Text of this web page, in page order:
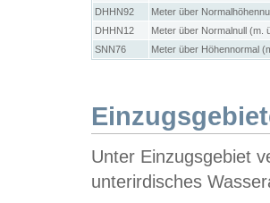
DHHN92
Meter über
DHHN12
Meter über Normalnull (m.
SNN76
Meter über Höhennormal
Unter Einzugsgebiet
unterirdisches